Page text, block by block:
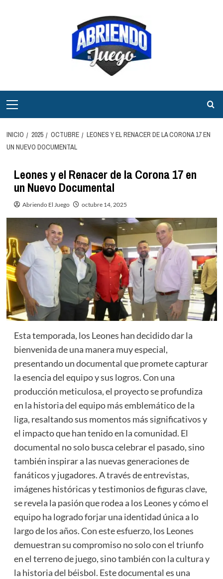
principal
INICIO 2025 OCTUBRE
LEONES Y EL RENACER DE LA CORONA 17 EN
UN NUEVO DOCUMENTAL
Leones y el Renacer de la Corona 17 en
un Nuevo Documental
Abriendo El Juego octubre 14, 2025
Esta temporada, los Leones han decidido dar la
bienvenida de una manera muy especial,
presentando un documental que promete capturar
la esencia del equipo y sus logros. Con una
producción meticulosa, el proyecto se profundiza
en la historia del equipo más emblemático de la
liga, resaltando sus momentos más significativos y
el impacto que han tenido en la comunidad. El
documental no solo busca celebrar el pasado, sino
también inspirar a las nuevas generaciones de
fanáticos y jugadores. A través de entrevistas,
imágenes históricas y testimonios de figuras clave,
se revela la pasión que rodea a los Leones y cómo el
equipo ha logrado forjar una identidad única a lo
largo de los años. Con este esfuerzo, los Leones
demuestran su compromiso no solo con el triunfo
en el terreno de juego, sino también con la cultura y
la historia del béisbol. Este documental es una